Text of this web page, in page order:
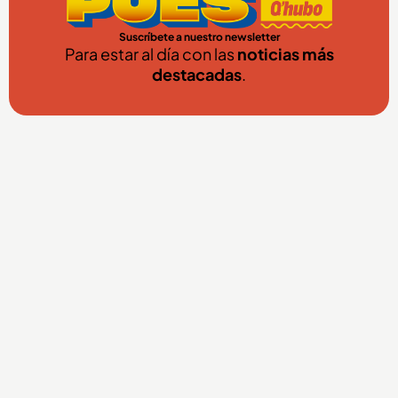
Suscríbete a nuestro newsletter
Para estar al día con lasnoticias más
destacadas